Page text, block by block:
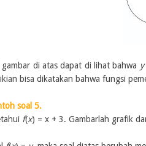
gambar di atas dapat di lihat bahwa y
bisa dikatakan bahwa fungsi
soal 5.
f(x) = x + 3. Gambarlah grafik